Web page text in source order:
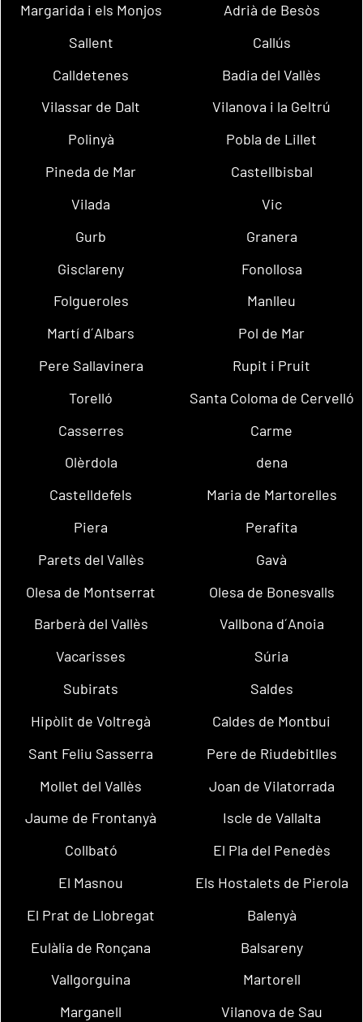
Margarida i els Monjos
Adrià de Besòs
Sallent
Callús
Calldetenes
Badia del Vallès
Vilassar de Dalt
Vilanova i la Geltrú
Polinyà
Pobla de Lillet
Pineda de Mar
Castellbisbal
Vilada
Vic
Gurb
Granera
Gisclareny
Fonollosa
Folgueroles
Manlleu
Martí d´Albars
Pol de Mar
Pere Sallavinera
Rupit i Pruit
Torelló
Santa Coloma de Cervelló
Casserres
Carme
Olèrdola
dena
Castelldefels
Maria de Martorelles
Piera
Perafita
Parets del Vallès
Gavà
Olesa de Montserrat
Olesa de Bonesvalls
Barberà del Vallès
Vallbona d´Anoia
Vacarisses
Súria
Subirats
Saldes
Hipòlit de Voltregà
Caldes de Montbui
Sant Feliu Sasserra
Pere de Riudebitlles
Mollet del Vallès
Joan de Vilatorrada
Jaume de Frontanyà
Iscle de Vallalta
Collbató
El Pla del Penedès
El Masnou
Els Hostalets de Pierola
El Prat de Llobregat
Balenyà
Eulàlia de Ronçana
Balsareny
Vallgorguina
Martorell
Marganell
Vilanova de Sau